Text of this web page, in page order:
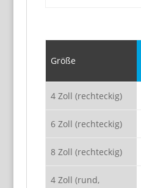
Größe
4 Zoll (rechteckig)
6 Zoll (rechteckig)
8 Zoll (rechteckig)
4 Zoll (rund,